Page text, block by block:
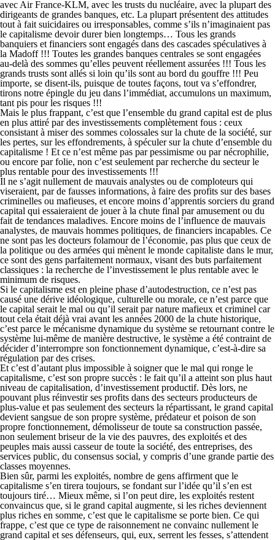
avec Air France-KLM, avec les trusts du nucléaire, avec la plupart des
dirigeants de grandes banques, etc. La plupart présentent des attitudes
tout à fait suicidaires ou irresponsables, comme s’ils n’imaginaient pas
le capitalisme devoir durer bien longtemps… Tous les grands
banquiers et financiers sont engagés dans des cascades spéculatives à
la Madoff !!! Toutes les grandes banques centrales se sont engagées
au-delà des sommes qu’elles peuvent réellement assurées !!! Tous les
grands trusts sont allés si loin qu’ils sont au bord du gouffre !!! Peu
importe, se disent-ils, puisque de toutes façons, tout va s’effondrer,
tirons notre épingle du jeu dans l’immédiat, accumulons un maximum,
tant pis pour les risques !!!
Mais le plus frappant, c’est que l’ensemble du grand capital est de plus
en plus attiré par des investissements complètement fous : ceux
consistant à miser des sommes colossales sur la chute de la société, sur
les pertes, sur les effondrements, à spéculer sur la chute d’ensemble du
capitalisme ! Et ce n’est même pas par pessimisme ou par nécrophilie,
ou encore par folie, non c’est seulement par recherche du secteur le
plus rentable pour des investissements !!!
Il ne s’agit nullement de mauvais analystes ou de comploteurs qui
viseraient, par de fausses informations, à faire des profits sur des bases
criminelles ou mafieuses, et encore moins d’apprentis sorciers du grand
capital qui essaieraient de jouer à la chute final par amusement ou du
fait de tendances maladives. Encore moins de l’influence de mauvais
analystes, de mauvais hommes politiques, de financiers incapables. Ce
ne sont pas les docteurs folamour de l’économie, pas plus que ceux de
la politique ou des armées qui mènent le monde capitaliste dans le mur,
ce sont des gens parfaitement normaux, visant des buts parfaitement
classiques : la recherche de l’investissement le plus rentable avec le
minimum de risques.
Si le capitalisme est en pleine phase d’autodestruction, ce n’est pas
causé une dérive idéologique, culturelle ou morale, ce n’est parce que
le capital serait le mal ou qu’il serait par nature mafieux et criminel car
tout cela était déjà vrai avant les années 2000 de la chute historique,
c’est parce le mécanisme dynamique du système se retournant contre le
système lui-même de manière destructive, le système a été contraint de
décider d’interrompre son fonctionnement dynamique, c’est-à-dire sa
régulation par des crises.
Et c’est d’autant plus impossible à soigner que le mal qui ronge le
capitalisme, c’est son propre succès : le fait qu’il a atteint son plus haut
niveau de capitalisation, d’investissement productif. Dès lors, ne
pouvant plus réinvestir ses profits dans des secteurs producteurs de
plus-value et pas seulement des secteurs la répartissant, le grand capital
devient sangsue de son propre système, prédateur et poison de son
propre fonctionnement, démolisseur de toute sa construction passée,
non seulement briseur de la vie des pauvres, des exploités et des
peuples mais aussi casseur de toute la société, des entreprises, des
services public, du consensus social, y compris d’une grande partie des
classes moyennes.
Bien sûr, parmi les exploités, nombre de gens affirment que le
capitalisme s’en tirera toujours, se fondant sur l’idée qu’il s’en est
toujours tiré… Mieux même, si l’on peut dire, les exploités restent
convaincus que, si le grand capital augmente, si les riches deviennent
plus riches en somme, c’est que le capitalisme se porte bien. Ce qui
frappe, c’est que ce type de raisonnement ne convainc nullement le
grand capital et ses défenseurs, qui, eux, serrent les fesses, s’attendent